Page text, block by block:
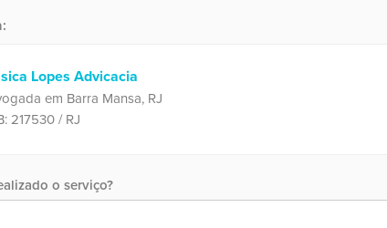
Lopes Advicacia
em Barra Mansa, RJ
217530 / RJ
o serviço?